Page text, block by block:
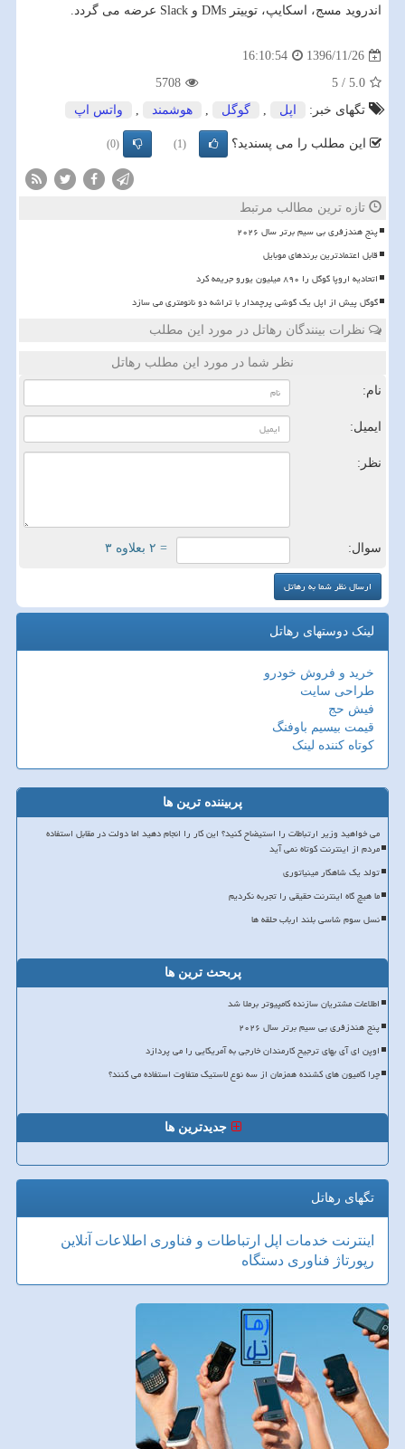
اندروید مسج، اسكایپ، توییتر DMs و Slack عرضه می گردد.
1396/11/26
16:10:54
5.0
/
5
5708
تگهای خبر:
اپل , گوگل , هوشمند , واتس اپ
این مطلب را می پسندید؟ (1)
(0)
تازه ترین مطالب مرتبط
پنج هندزفری بی سیم برتر سال ۲۰۲۶
قابل اعتمادترین برندهای موبایل
اتحادیه اروپا گوگل را ۸۹۰ میلیون یورو جریمه کرد
گوگل پیش از اپل یک گوشی پرچمدار با تراشه دو نانومتری می سازد
نظرات بینندگان رهاتل در مورد این مطلب
نظر شما در مورد این مطلب رهاتل
نام:
ایمیل:
نظر:
سوال: = ۲ بعلاوه ۳
لینک دوستهای رهاتل
خرید و فروش خودرو
طراحی سایت
فیش حج
قیمت بیسیم باوفنگ
کوتاه کننده لینک
پربیننده ترین ها
می خواهید وزیر ارتباطات را استیضاح کنید؟ این کار را انجام دهید اما دولت در مقابل استفاده
مردم از اینترنت کوتاه نمی آید
تولد یک شاهکار مینیاتوری
ما هیچ گاه اینترنت حقیقی را تجربه نکردیم
نسل سوم شاسی بلند ارباب حلقه ها
پربحث ترین ها
اطلاعات مشتریان سازنده کامپیوتر برملا شد
پنج هندزفری بی سیم برتر سال ۲۰۲۶
اوپن ای آی بهای ترجیح کارمندان خارجی به آمریکایی را می پردازد
چرا کامیون های کشنده همزمان از سه نوع لاستیک متفاوت استفاده می کنند؟
جدیدترین ها
تگهای رهاتل
اینترنت خدمات اپل ارتباطات و فناوری اطلاعات آنلاین
رپورتاژ فناوری دستگاه